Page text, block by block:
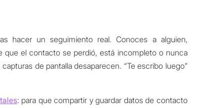
hacer un seguimiento real. Conoces a alguien,
el contacto se perdió, está incompleto o nunca
de pantalla desaparecen. “Te escribo luego”
: para que compartir y guardar datos de contacto